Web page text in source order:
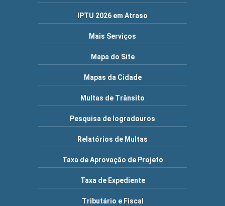
IPTU 2026 em Atraso
Mais Serviços
Mapa do Site
Mapas da Cidade
Multas de Trânsito
Pesquisa de logradouros
Relatórios de Multas
Taxa de Aprovação de Projeto
Taxa de Expediente
Tributário e Fiscal